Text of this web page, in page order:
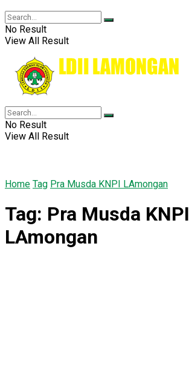
No Result
View All Result
No Result
View All Result
Home Tag Pra Musda KNPI LAmongan
Tag: Pra Musda KNPI
LAmongan